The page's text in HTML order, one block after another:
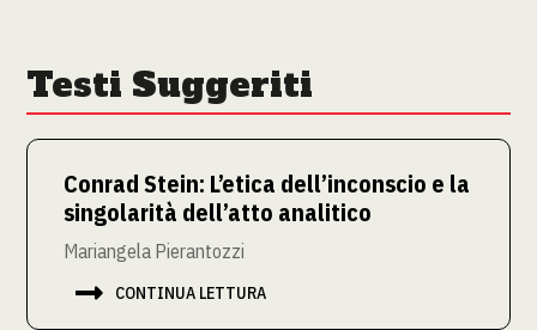
Testi Suggeriti
Conrad Stein: L’etica dell’inconscio e la
singolarità dell’atto analitico
Mariangela Pierantozzi
 CONTINUA LETTURA